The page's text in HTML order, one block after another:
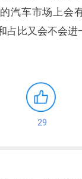
汽车市场上会
占比又会不会进
29